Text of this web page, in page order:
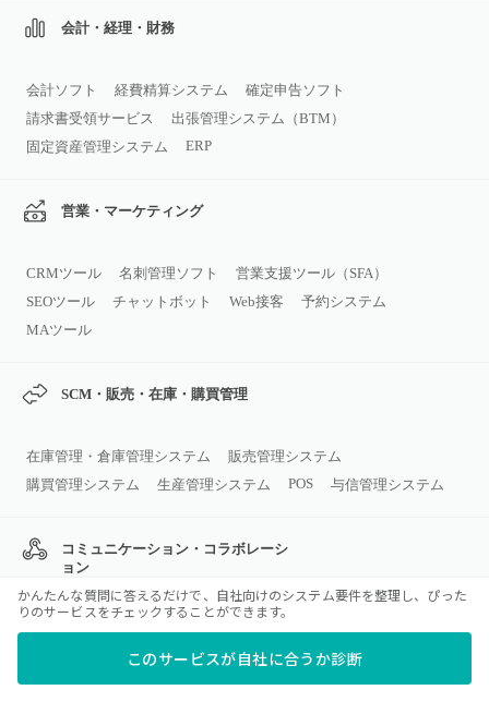
会計・経理・財務
会計ソフト 経費精算システム
確定申告ソフト
請求書受領サービス
出張管理システム（BTM）
固定資産管理システム
ERP
営業・マーケティング
CRMツール 名刺管理ソフト
営業支援ツール（SFA）
SEOツール
チャットボット Web接客
予約システム
MAツール
SCM・販売・在庫・購買管理
在庫管理・倉庫管理システム
販売管理システム
購買管理システム
生産管理システム POS 与信管理システム
コミュニケーション・コラボレーシ
ョン
ビジネスチャット グループウェア
Web会議システム
ナレッジマネジメントツール
カレンダーツール
日程調整ツール
安否確認システム
かんたんな質問に答えるだけで、自社向けのシステム要件を整理し、ぴった
りのサービスをチェックすることができます。
このサービスが自社に合うか診断